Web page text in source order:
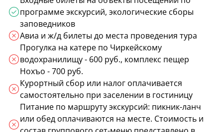
программе экскурсий, экологические сборы
заповедников
Авиа и ж/д билеты до места проведения тура
Прогулка на катере по Чиркейскому
водохранилищу - 600 руб., комплекс пещер
Нохъо - 700 руб.
Курортный сбор или налог оплачивается
самостоятельно при заселении в гостиницу
Питание по маршруту экскурсий: пикник-ланч
или обед оплачиваются на месте. Стоимость и